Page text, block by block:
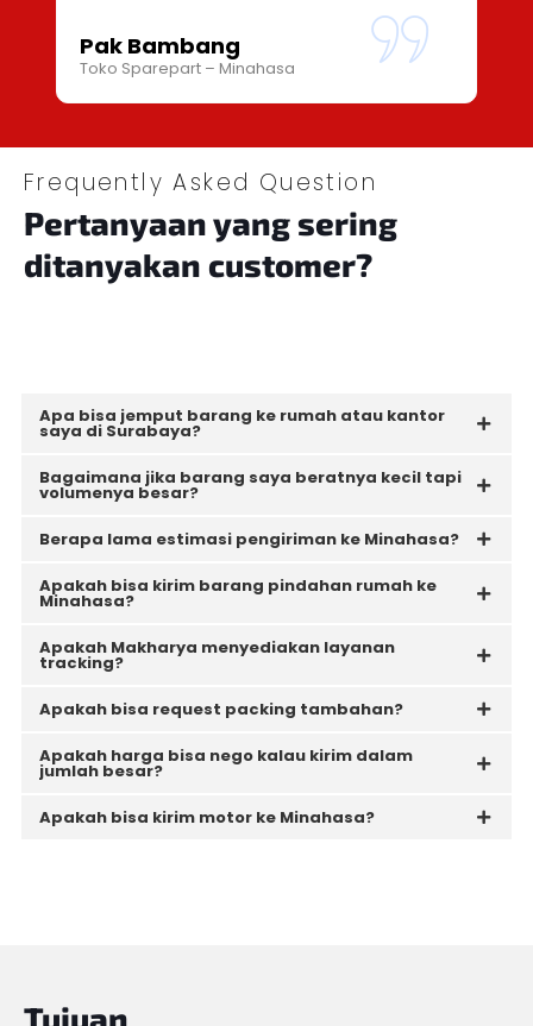
Pak Bambang
Toko Sparepart – Minahasa
Frequently Asked Question
Pertanyaan yang sering
ditanyakan customer?
Apa bisa jemput barang ke rumah atau kantor
saya di Surabaya?
Bagaimana jika barang saya beratnya kecil tapi
volumenya besar?
Berapa lama estimasi pengiriman ke Minahasa?
Apakah bisa kirim barang pindahan rumah ke
Minahasa?
Apakah Makharya menyediakan layanan
tracking?
Apakah bisa request packing tambahan?
Apakah harga bisa nego kalau kirim dalam
jumlah besar?
Apakah bisa kirim motor ke Minahasa?
Tujuan